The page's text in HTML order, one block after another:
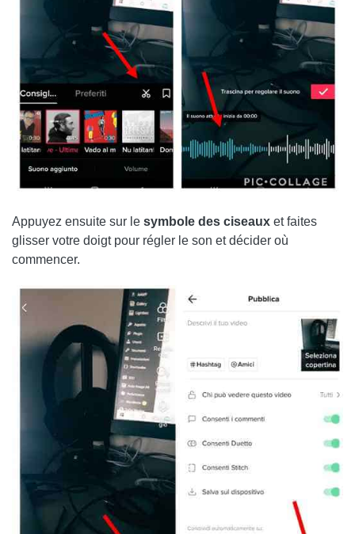
Appuyez ensuite sur le symbole des ciseaux et faites
glisser votre doigt pour régler le son et décider où
commencer.